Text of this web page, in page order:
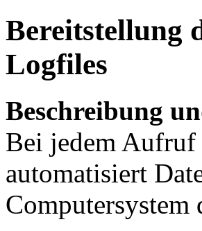
Bereitstellung
Logfiles
Beschreibung
Bei jedem Aufruf
automatisiert
Computersystem